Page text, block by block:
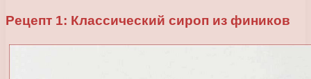
Рецепт 1: Классический сироп из фиников